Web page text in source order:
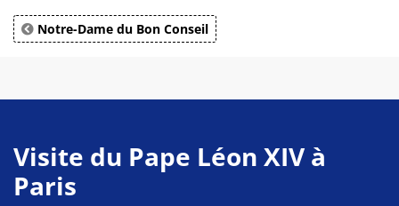
Notre-Dame du Bon Conseil
Visite du Pape Léon XIV à
Paris